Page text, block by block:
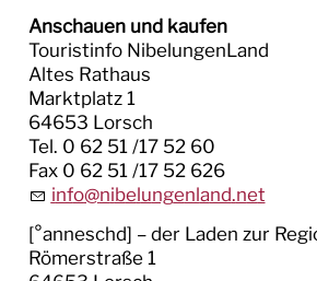
Anschauen und kaufen
Touristinfo NibelungenLand
Altes Rathaus
Marktplatz 1
64653 Lorsch
Tel. 0 62 51 /17 52 60
Fax 0 62 51 /17 52 626
nf
n b l ng nl nd n t
[°anneschd] – der Laden zur
Römerstraße 1